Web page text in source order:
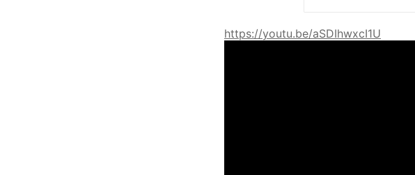
https://youtu.be/aSDIhwxcI1U